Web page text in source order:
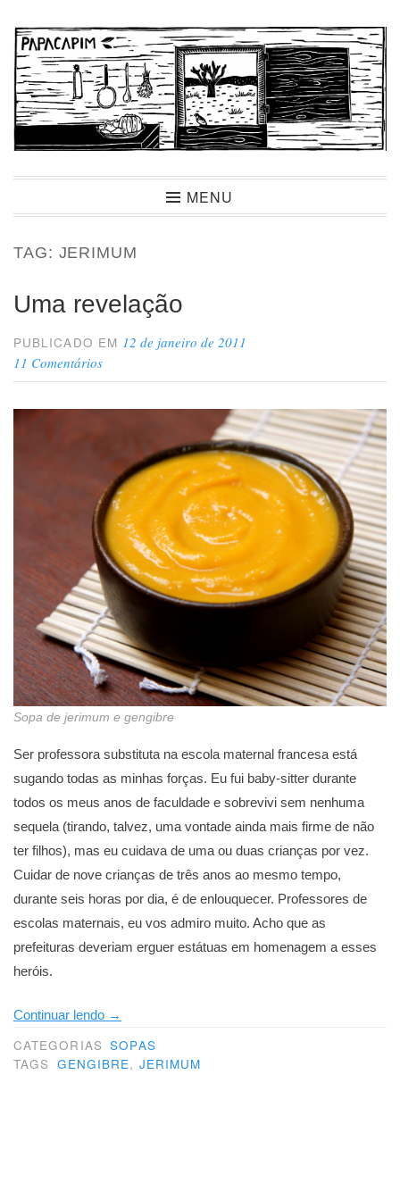
para
conteúdo
PapacapimMENU
TAG: JERIMUM
Uma revelação
PUBLICADO EM 12 de janeiro de 2011
11 Comentários
Sopa de jerimum e gengibre
Ser professora substituta na escola maternal francesa está
sugando todas as minhas forças. Eu fui baby-sitter durante
todos os meus anos de faculdade e sobrevivi sem nenhuma
sequela (tirando, talvez, uma vontade ainda mais firme de não
ter filhos), mas eu cuidava de uma ou duas crianças por vez.
Cuidar de nove crianças de três anos ao mesmo tempo,
durante seis horas por dia, é de enlouquecer. Professores de
escolas maternais, eu vos admiro muito. Acho que as
prefeituras deveriam erguer estátuas em homenagem a esses
heróis.
Continuar lendo “Uma
revelação”
→
CATEGORIAS SOPAS
TAGS GENGIBRE, JERIMUM